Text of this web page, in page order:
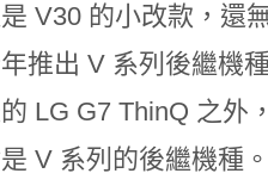
是 V30 的小改款，
推出 V 系列後繼機
LG G7 ThinQ 之外
V 系列的後繼機種。